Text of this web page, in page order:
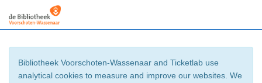
Bibliotheek Voorschoten-Wassenaar and Ticketlab use
analytical cookies to measure and improve our websites. We